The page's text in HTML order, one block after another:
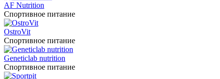
AF Nutrition
Спортивное питание
OstroVit
Спортивное питание
Geneticlab nutrition
Спортивное питание